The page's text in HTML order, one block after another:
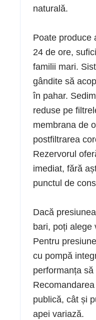
naturală.
Poate produce
24 de ore,
familii mari.
gândite să
în pahar.
reduse pe
membrana de
postfiltrarea
Rezervorul
imediat, fără
punctul de
Dacă
bari, poți alege
Pentru
cu pompă
performanța
publică, cât și
apei variază.